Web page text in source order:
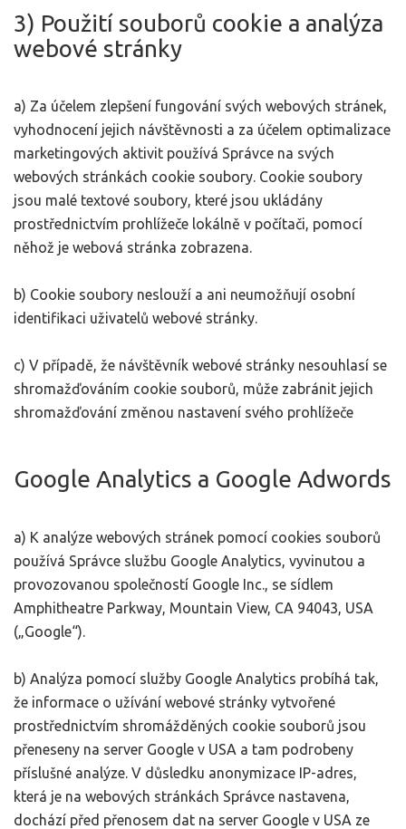
3) Použití souborů cookie a analýza
webové stránky
a) Za účelem zlepšení fungování svých webových stránek,
vyhodnocení jejich návštěvnosti a za účelem optimalizace
marketingových aktivit používá Správce na svých
webových stránkách cookie soubory. Cookie soubory
jsou malé textové soubory, které jsou ukládány
prostřednictvím prohlížeče lokálně v počítači, pomocí
něhož je webová stránka zobrazena.
b) Cookie soubory neslouží a ani neumožňují osobní
identifikaci uživatelů webové stránky.
c) V případě, že návštěvník webové stránky nesouhlasí se
shromažďováním cookie souborů, může zabránit jejich
shromažďování změnou nastavení svého prohlížeče
Google Analytics a Google Adwords
a) K analýze webových stránek pomocí cookies souborů
používá Správce službu Google Analytics, vyvinutou a
provozovanou společností Google Inc., se sídlem
Amphitheatre Parkway, Mountain View, CA 94043, USA
(„Google“).
b) Analýza pomocí služby Google Analytics probíhá tak,
že informace o užívání webové stránky vytvořené
prostřednictvím shromážděných cookie souborů jsou
přeneseny na server Google v USA a tam podrobeny
příslušné analýze. V důsledku anonymizace IP-adres,
která je na webových stránkách Správce nastavena,
dochází před přenosem dat na server Google v USA ze